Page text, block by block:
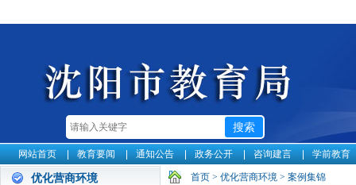
网站首页 教育要闻 通知公告 政务公开 咨询建言 学前教育
优化营商环境
首页 > 优化营商环境 > 案例集锦